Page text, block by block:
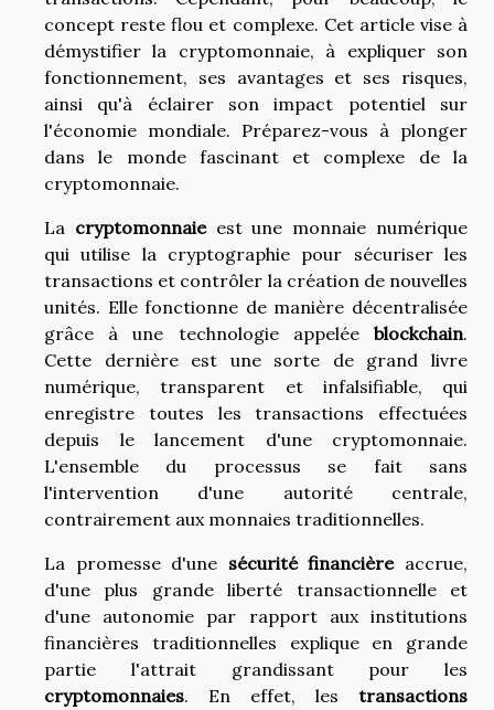
concept reste flou et complexe. Cet article vise à
démystifier la cryptomonnaie, à expliquer son
fonctionnement, ses avantages et ses risques,
ainsi qu'à éclairer son impact potentiel sur
l'économie mondiale. Préparez-vous à plonger
dans le monde fascinant et complexe de la
cryptomonnaie.
La cryptomonnaieest une monnaie numérique
qui utilise la cryptographie pour sécuriser les
transactions et contrôler la création de nouvelles
unités. Elle fonctionne de manière décentralisée
grâce à une technologie appelée blockchain.
Cette dernière est une sorte de grand livre
numérique, transparent et infalsifiable, qui
enregistre toutes les transactions effectuées
depuis le lancement d'une cryptomonnaie.
L'ensemble du processus se fait sans
l'intervention d'une autorité centrale,
contrairement aux monnaies traditionnelles.
La promesse d'une sécurité financièreaccrue,
d'une plus grande liberté transactionnelle et
d'une autonomie par rapport aux institutions
financières traditionnelles explique en grande
partie l'attrait grandissant pour les
cryptomonnaies. En effet, les transactions